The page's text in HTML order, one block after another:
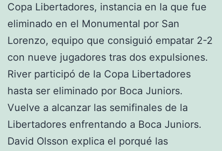
Copa Libertadores, instancia en la que fue
eliminado en el Monumental por San
Lorenzo, equipo que consiguió empatar 2-2
con nueve jugadores tras dos expulsiones.
River participó de la Copa Libertadores
hasta ser eliminado por Boca Juniors.
Vuelve a alcanzar las semifinales de la
Libertadores enfrentando a Boca Juniors.
David Olsson explica el porqué las